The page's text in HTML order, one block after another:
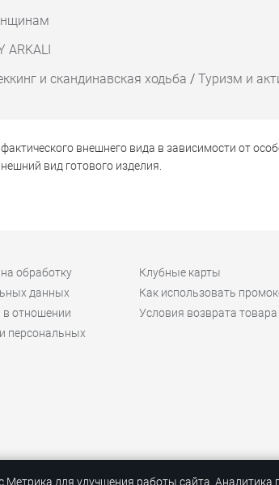
ARKALI
и скандинавская ходьба / Туризм и
внешнего вида в зависимости от
вид готового изделия.
обработку
данных
в отношении
персональных
Клубные карты
Как использовать
Условия возврата товара
для улучшения работы сайта. Аналитика